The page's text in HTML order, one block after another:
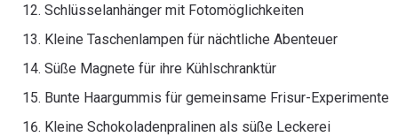
Schlüsselanhänger mit Fotomöglichkeiten
Kleine Taschenlampen für nächtliche Abenteuer
Süße Magnete für ihre Kühlschranktür
Bunte Haargummis für gemeinsame Frisur-Experimente
Kleine Schokoladenpralinen als süße Leckerei